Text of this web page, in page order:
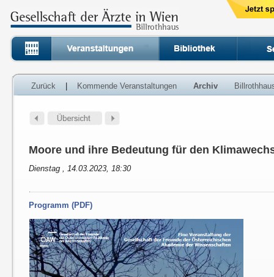
Zurück Kommende Veranstaltungen Archiv
Moore und ihre Bedeutung für den
Dienstag , 14.03.2023, 18:30
Programm (PDF)